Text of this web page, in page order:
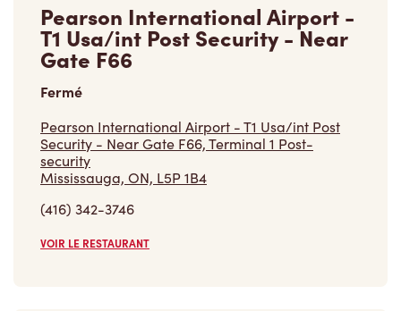
Pearson International Airport -
T1 Usa/int Post Security - Near
Gate F66
Fermé
Pearson International Airport - T1 Usa/int Post
Security - Near Gate F66, Terminal 1 Post-
security
Mississauga, ON, L5P 1B4
(416) 342-3746
VOIR LE RESTAURANT